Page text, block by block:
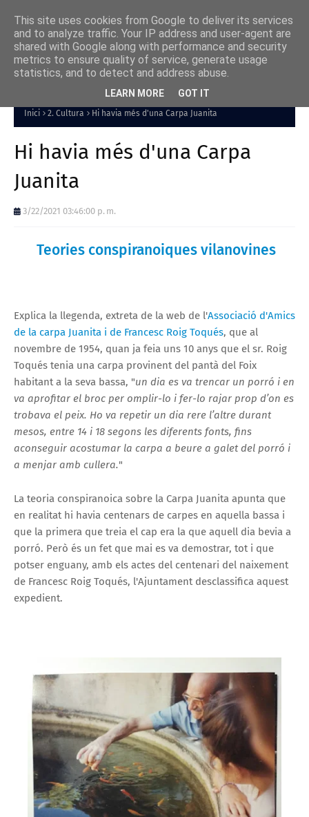
Inici 2. Cultura Hi havia més d'una Carpa Juanita
Hi havia més d'una Carpa
Juanita
3/22/2021 03:46:00 p. m.
Teories conspiranoiques vilanovines
Explica la llegenda, extreta de la web de l'Associació d'Amics
de la carpa Juanita i de Francesc Roig Toqués, que al
novembre de 1954, quan ja feia uns 10 anys que el sr. Roig
Toqués tenia una carpa provinent del pantà del Foix
habitant a la seva bassa, "un dia es va trencar un porró i en
va aprofitar el broc per omplir-lo i fer-lo rajar prop d’on es
trobava el peix. Ho va repetir un dia rere l’altre durant
mesos, entre 14 i 18 segons les diferents fonts, fins
aconseguir acostumar la carpa a beure a galet del porró i
a menjar amb cullera."
La teoria conspiranoica sobre la Carpa Juanita apunta que
en realitat hi havia centenars de carpes en aquella bassa i
que la primera que treia el cap era la que aquell dia bevia a
porró. Però és un fet que mai es va demostrar, tot i que
potser enguany, amb els actes del centenari del naixement
de Francesc Roig Toqués, l'Ajuntament desclassifica aquest
expedient.
This site uses cookies from Google to deliver its services
and to analyze traffic. Your IP address and user-agent are
shared with Google along with performance and security
metrics to ensure quality of service, generate usage
statistics, and to detect and address abuse.
LEARN MORE GOT IT